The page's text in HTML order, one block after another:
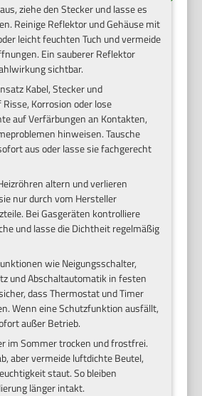
ziehe den Stecker und lasse es
Reinige Reflektor und Gehäuse mit
leicht feuchten Tuch und vermeide
Ein sauberer Reflektor
sichtbar.
Kabel, Stecker und
Korrosion oder lose
auf Verfärbungen an Kontakten,
hinweisen. Tausche
aus oder lasse sie fachgerecht
altern und verlieren
nur durch vom Hersteller
Bei Gasgeräten kontrolliere
und lasse die Dichtheit regelmäßig
wie Neigungsschalter,
und Abschaltautomatik in festen
dass Thermostat und Timer
Wenn eine Schutzfunktion ausfällt,
außer Betrieb.
im Sommer trocken und frostfrei.
aber vermeide luftdichte Beutel,
staut. So bleiben
länger intakt.